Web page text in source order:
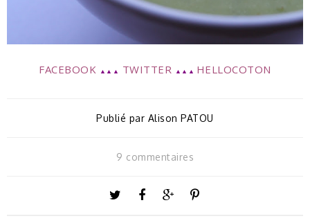
FACEBOOK ▲▲▲ TWITTER ▲▲▲ HELLOCOTON
Publié par Alison PATOU
9 commentaires